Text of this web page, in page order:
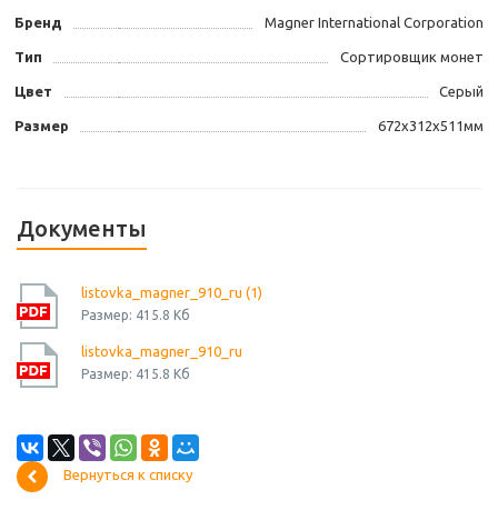
Бренд Magner International Corporation
Тип Сортировщик монет
Цвет Серый
Размер 672х312х511мм
Документы
listovka_magner_910_ru (1)
Размер: 415.8 Кб
listovka_magner_910_ru
Размер: 415.8 Кб
Вернуться к списку